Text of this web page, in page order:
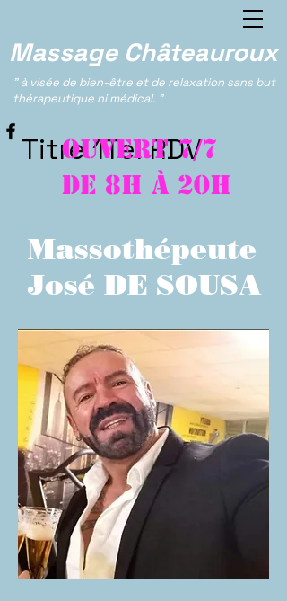
Titre 1Tel RDV
Massage Châteauroux
Ouvert 7/7
De 8h à 20h
Massothépeute
José DE SOUSA
" à visée de bien-être et de relaxation sans but
thérapeutique ni médical. "